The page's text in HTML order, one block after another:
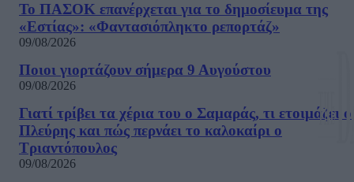
Το ΠΑΣΟΚ επανέρχεται για το δημοσίευμα της
«Εστίας»: «Φαντασιόπληκτο ρεπορτάζ»
09/08/2026
Ποιοι γιορτάζουν σήμερα 9 Αυγούστου
09/08/2026
Γιατί τρίβει τα χέρια του ο Σαμαράς, τι ετοιμάζει ο
Πλεύρης και πώς περνάει το καλοκαίρι ο
Τριαντόπουλος
09/08/2026